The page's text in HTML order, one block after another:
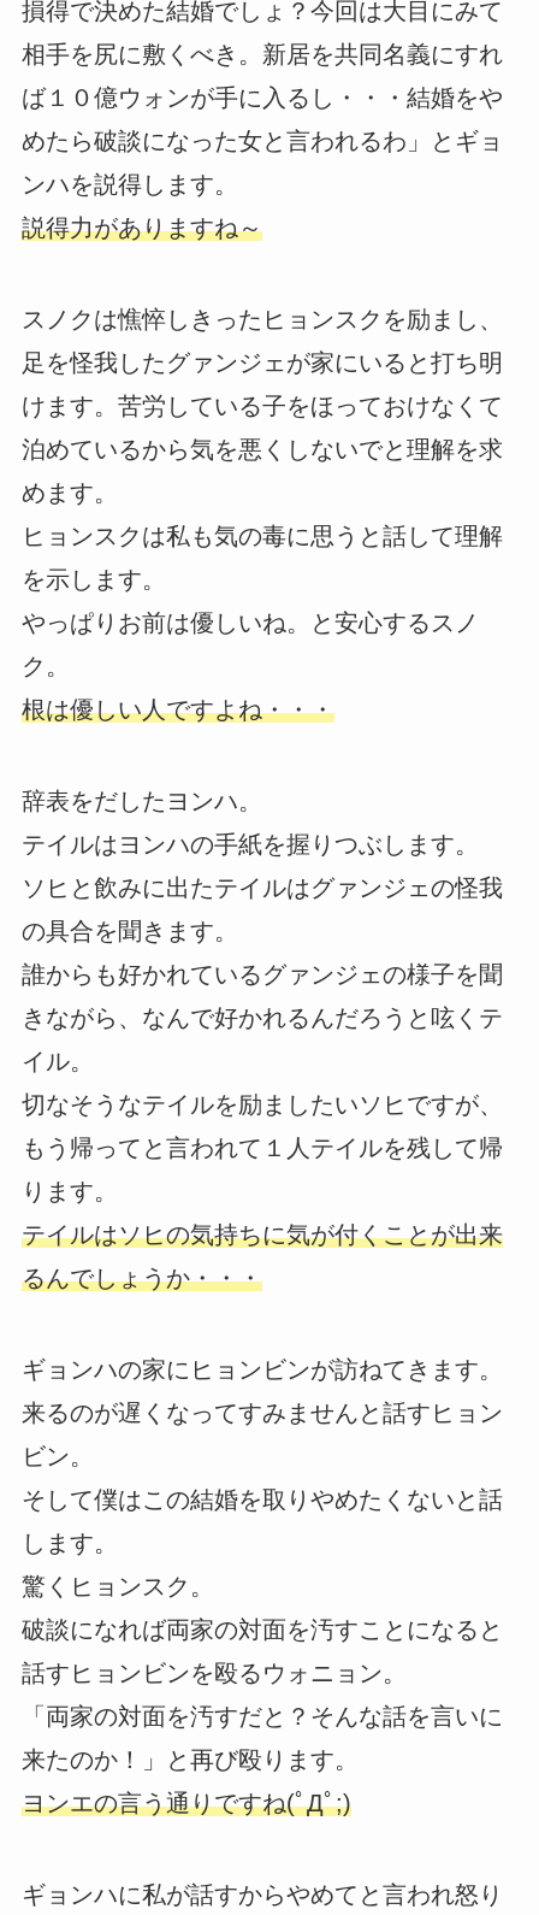
損得で決めた結婚でしょ？今回は大目にみて
相手を尻に敷くべき。新居を共同名義にすれ
ば１０億ウォンが手に入るし・・・結婚をや
めたら破談になった女と言われるわ」とギョ
ンハを説得します。
説得力がありますね～
スノクは憔悴しきったヒョンスクを励まし、
足を怪我したグァンジェが家にいると打ち明
けます。苦労している子をほっておけなくて
泊めているから気を悪くしないでと理解を求
めます。
ヒョンスクは私も気の毒に思うと話して理解
を示します。
やっぱりお前は優しいね。と安心するスノ
ク。
根は優しい人ですよね・・・
辞表をだしたヨンハ。
テイルはヨンハの手紙を握りつぶします。
ソヒと飲みに出たテイルはグァンジェの怪我
の具合を聞きます。
誰からも好かれているグァンジェの様子を聞
きながら、なんで好かれるんだろうと呟くテ
イル。
切なそうなテイルを励ましたいソヒですが、
もう帰ってと言われて１人テイルを残して帰
ります。
テイルはソヒの気持ちに気が付くことが出来
るんでしょうか・・・
ギョンハの家にヒョンビンが訪ねてきます。
来るのが遅くなってすみませんと話すヒョン
ビン。
そして僕はこの結婚を取りやめたくないと話
します。
驚くヒョンスク。
破談になれば両家の対面を汚すことになると
話すヒョンビンを殴るウォニョン。
「両家の対面を汚すだと？そんな話を言いに
来たのか！」と再び殴ります。
ヨンエの言う通りですね(ﾟДﾟ;)
ギョンハに私が話すからやめてと言われ怒り